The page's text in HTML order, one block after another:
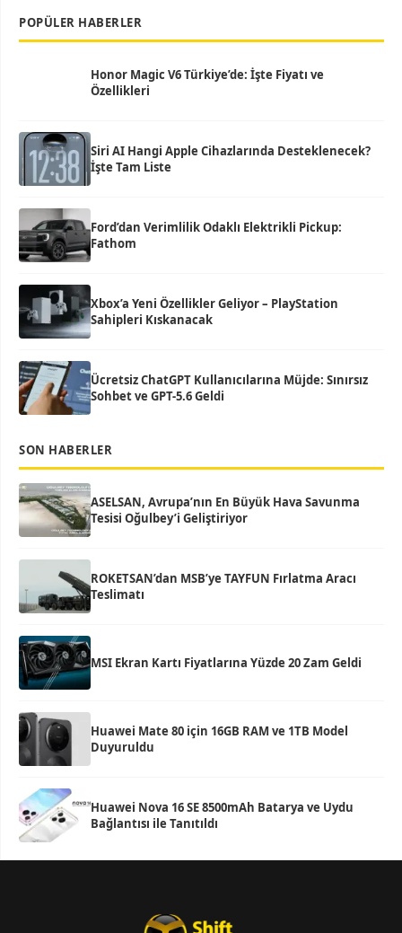
POPÜLER HABERLER
Honor Magic V6 Türkiye’de: İşte Fiyatı ve
Özellikleri
Siri AI Hangi Apple Cihazlarında Desteklenecek?
İşte Tam Liste
Ford’dan Verimlilik Odaklı Elektrikli Pickup:
Fathom
Xbox’a Yeni Özellikler Geliyor – PlayStation
Sahipleri Kıskanacak
Ücretsiz ChatGPT Kullanıcılarına Müjde: Sınırsız
Sohbet ve GPT-5.6 Geldi
SON HABERLER
ASELSAN, Avrupa’nın En Büyük Hava Savunma
Tesisi Oğulbey’i Geliştiriyor
ROKETSAN’dan MSB’ye TAYFUN Fırlatma Aracı
Teslimatı
MSI Ekran Kartı Fiyatlarına Yüzde 20 Zam Geldi
Huawei Mate 80 için 16GB RAM ve 1TB Model
Duyuruldu
Huawei Nova 16 SE 8500mAh Batarya ve Uydu
Bağlantısı ile Tanıtıldı